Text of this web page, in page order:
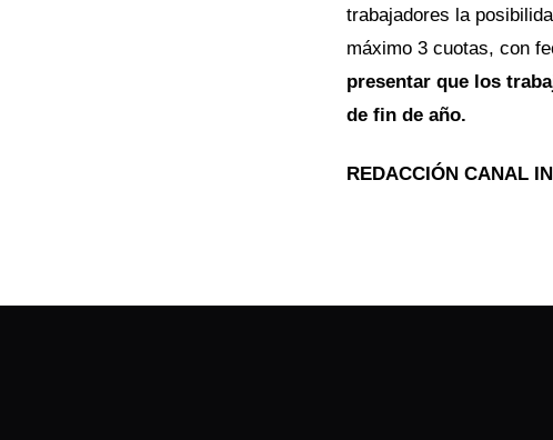
trabajadores la
máximo 3 cuotas, con
presentar que los
de fin de año.
REDACCIÓN CANAL